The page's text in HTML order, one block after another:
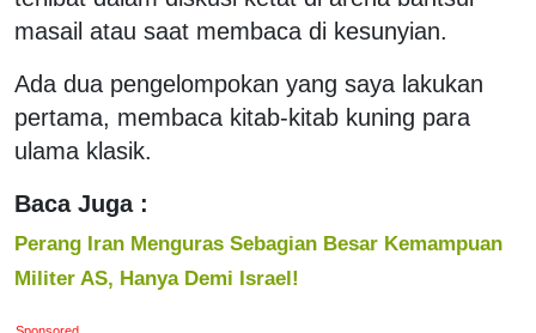
masail atau saat membaca di kesunyian.
Ada dua pengelompokan yang saya lakukan
pertama, membaca kitab-kitab kuning para
ulama klasik.
Baca Juga :
Perang Iran Menguras Sebagian Besar Kemampuan
Militer AS, Hanya Demi Israel!